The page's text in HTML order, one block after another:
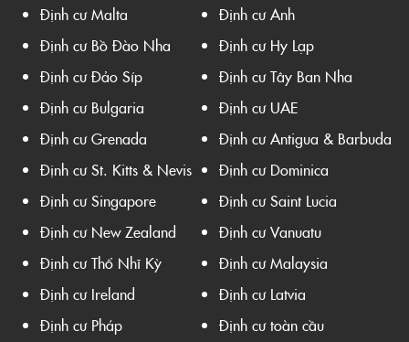
Định cư Malta
Định cư Anh
Định cư Bồ Đào Nha
Định cư Hy Lạp
Định cư Đảo Síp
Định cư Tây Ban Nha
Định cư Bulgaria
Định cư UAE
Định cư Grenada
Định cư Antigua & Barbuda
Định cư St. Kitts & Nevis
Định cư Dominica
Định cư Singapore
Định cư Saint Lucia
Định cư New Zealand
Định cư Vanuatu
Định cư Thổ Nhĩ Kỳ
Định cư Malaysia
Định cư Ireland
Định cư Latvia
Định cư Pháp
Định cư toàn cầu